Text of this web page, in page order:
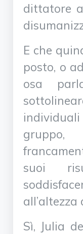
dittatore
E che
posto, o
osa
suoi
Sì, Julia